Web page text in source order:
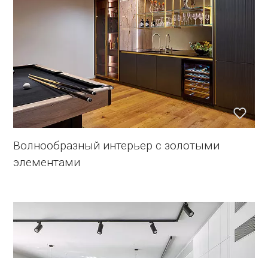
Волнообразный интерьер с золотыми
элементами